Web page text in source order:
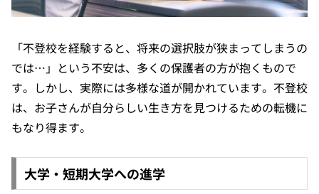
「不登校を経験すると、将来の選択肢が狭まってしまうの
では…」という不安は、多くの保護者の方が抱くもので
す。しかし、実際には多様な道が開かれています。不登校
は、お子さんが自分らしい生き方を見つけるための転機に
もなり得ます。
大学・短期大学への進学